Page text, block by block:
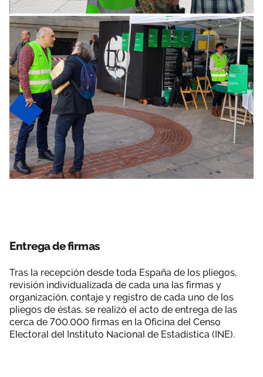
Entrega de firmas
Tras la recepción desde toda España de los pliegos,
revisión individualizada de cada una las firmas y
organización, contaje y registro de cada uno de los
pliegos de éstas, se realizó el acto de entrega de las
cerca de 700.000 firmas en la Oficina del Censo
Electoral del Instituto Nacional de Estadística (INE).